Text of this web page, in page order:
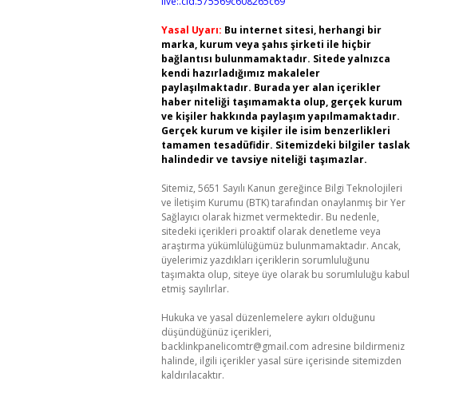
Yasal Uyarı: Bu internet sitesi, herhangi bir
marka, kurum veya şahıs şirketi ile hiçbir
bağlantısı bulunmamaktadır. Sitede yalnızca
kendi hazırladığımız makaleler
paylaşılmaktadır. Burada yer alan içerikler
haber niteliği taşımamakta olup, gerçek kurum
ve kişiler hakkında paylaşım yapılmamaktadır.
Gerçek kurum ve kişiler ile isim benzerlikleri
tamamen tesadüfidir. Sitemizdeki bilgiler taslak
halindedir ve tavsiye niteliği taşımazlar.
Sitemiz, 5651 Sayılı Kanun gereğince Bilgi Teknolojileri
ve İletişim Kurumu (BTK) tarafından onaylanmış bir Yer
Sağlayıcı olarak hizmet vermektedir. Bu nedenle,
sitedeki içerikleri proaktif olarak denetleme veya
araştırma yükümlülüğümüz bulunmamaktadır. Ancak,
üyelerimiz yazdıkları içeriklerin sorumluluğunu
taşımakta olup, siteye üye olarak bu sorumluluğu kabul
etmiş sayılırlar.
Hukuka ve yasal düzenlemelere aykırı olduğunu
düşündüğünüz içerikleri,
backlinkpanelicomtr@gmail.com adresine bildirmeniz
halinde, ilgili içerikler yasal süre içerisinde sitemizden
kaldırılacaktır.